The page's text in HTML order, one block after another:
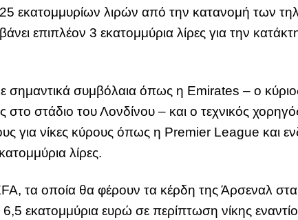
εκατομμυρίων λιρών από την κατανομή των
επιπλέον 3 εκατομμύρια λίρες για την
σημαντικά συμβόλαια όπως η Emirates – ο
στο στάδιο του Λονδίνου – και ο τεχνικός
για νίκες κύρους όπως η Premier League και
λίρες.
τα οποία θα φέρουν τα κέρδη της Άρσεναλ στα
εκατομμύρια ευρώ σε περίπτωση νίκης